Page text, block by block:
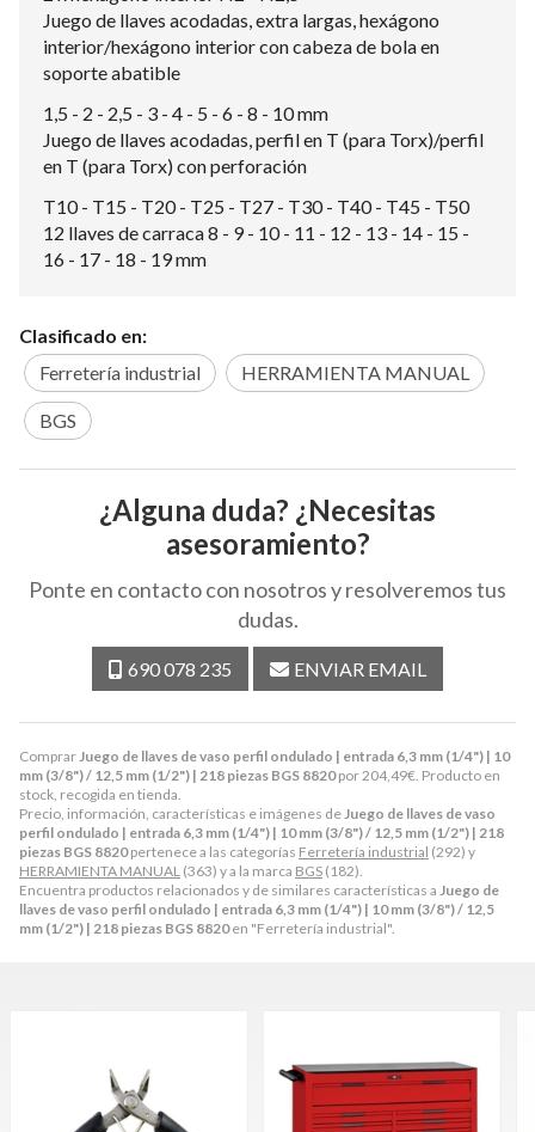
ComprarJuego de llaves de vaso perfil ondulado | entrada 6,3 mm (1/4") | 10
mm (3/8") / 12,5 mm (1/2") | 218 piezas BGS 8820por204,49€. Producto en
stock, recogida en tienda.
Precio, información, características e imágenes deJuego de llaves de vaso
perfil ondulado | entrada 6,3 mm (1/4") | 10 mm (3/8") / 12,5 mm (1/2") | 218
piezas BGS 8820pertenece a las categorías Ferretería industrial (292) y
HERRAMIENTA MANUAL (363) y a la marca BGS (182).
Encuentra productos relacionados y de similares características a Juego de
llaves de vaso perfil ondulado | entrada 6,3 mm (1/4") | 10 mm (3/8") / 12,5
mm (1/2") | 218 piezas BGS 8820en "Ferretería industrial".
Juego de llaves acodadas, extra largas, hexágono
interior/hexágono interior con cabeza de bola en
soporte abatible
1,5 - 2 - 2,5 - 3 - 4 - 5 - 6 - 8 - 10 mm
Juego de llaves acodadas, perfil en T (para Torx)/perfil
en T (para Torx) con perforación
T10 - T15 - T20 - T25 - T27 - T30 - T40 - T45 - T50
12 llaves de carraca 8 - 9 - 10 - 11 - 12 - 13 - 14 - 15 -
16 - 17 - 18 - 19 mm
Clasificado en:
Ferretería industrial
HERRAMIENTA MANUAL
BGS
¿Alguna duda? ¿Necesitas
asesoramiento?
Ponte en contacto con nosotros y resolveremos tus
dudas.
690 078 235 ENVIAR EMAIL